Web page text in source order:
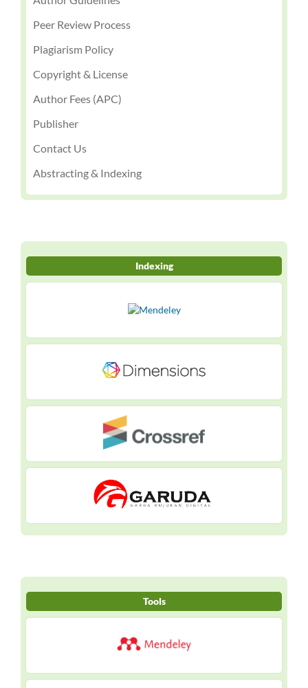
Peer Review Process
Plagiarism Policy
Copyright & License
Author Fees (APC)
Publisher
Contact Us
Abstracting & Indexing
Indexing
Tools